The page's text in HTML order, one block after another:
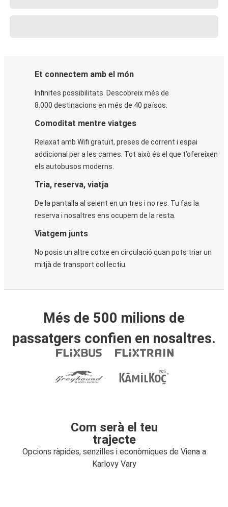
Et connectem amb el món
Infinites possibilitats. Descobreix més de
8.000 destinacions en més de 40 països.
Comoditat mentre viatges
Relaxat amb Wifi gratuït, preses de corrent i espai
addicional per a les cames. Tot això és el que t’ofereixen
els autobusos moderns.
Tria, reserva, viatja
De la pantalla al seient en un tres i no res. Tu fas la
reserva i nosaltres ens ocupem de la resta.
Viatgem junts
No posis un altre cotxe en circulació quan pots triar un
mitjà de transport col·lectiu.
Més de 500 milions de
passatgers confien en nosaltres.
Com serà el teu
trajecte
Opcions ràpides, senzilles i econòmiques de Viena a
Karlovy Vary